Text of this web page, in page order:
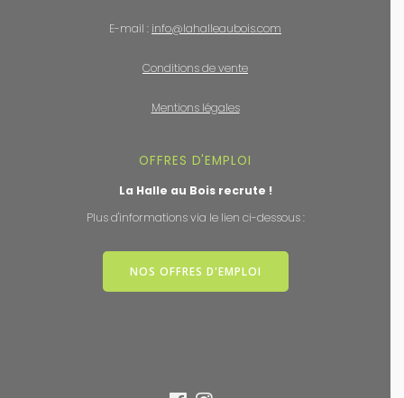
E-mail : info@lahalleaubois.com
Conditions de vente
Mentions légales
OFFRES D'EMPLOI
La Halle au Bois recrute !
Plus d'informations via le lien ci-dessous :
NOS OFFRES D'EMPLOI